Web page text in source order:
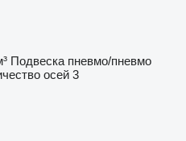
Подвеска пневмо/пневмо
осей 3